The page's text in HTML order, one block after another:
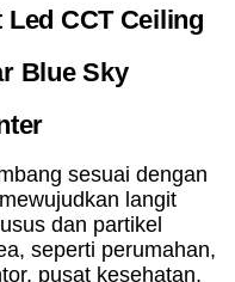
CCT Ceiling
Blue Sky
sesuai dengan
langit
dan partikel
seperti perumahan,
pusat kesehatan,